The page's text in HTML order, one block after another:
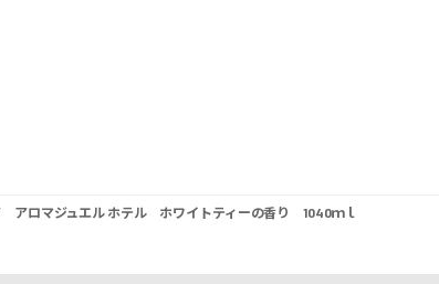
アロマジュエル ホテル ホワイトティーの香り 1040ｍｌ